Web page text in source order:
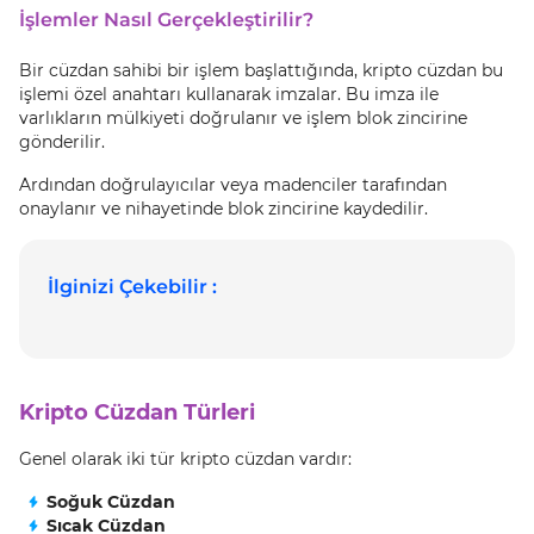
İşlemler Nasıl Gerçekleştirilir?
Bir cüzdan sahibi bir işlem başlattığında, kripto cüzdan bu
işlemi özel anahtarı kullanarak imzalar. Bu imza ile
varlıkların mülkiyeti doğrulanır ve işlem blok zincirine
gönderilir.
Ardından doğrulayıcılar veya madenciler tarafından
onaylanır ve nihayetinde blok zincirine kaydedilir.
İlginizi Çekebilir :
Kripto Cüzdan Türleri
Genel olarak iki tür kripto cüzdan vardır:
Soğuk Cüzdan
Sıcak Cüzdan